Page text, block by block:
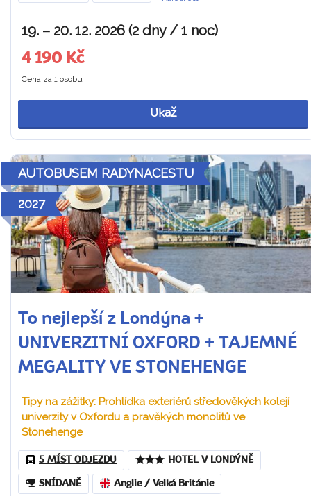
19. – 20. 12. 2026 (2 dny / 1 noc)
4 190 Kč
Cena za 1 osobu
Ukaž
AUTOBUSEM RADYNACESTU
2027
To nejlepší z Londýna +
UNIVERZITNÍ OXFORD + TAJEMNÉ
MEGALITY VE STONEHENGE
Tipy na zážitky: Prohlídka exteriérů středověkých kolejí
univerzity v Oxfordu a pravěkých monolitů ve
Stonehenge
5 MÍST ODJEZDU HOTEL V LONDÝNĚ
SNÍDANĚ Anglie / Velká Británie